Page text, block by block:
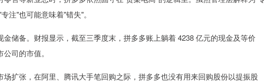
注"也可能意味着"错失"。
储备。财报显示，截至三季度末，拼多多账上躺着 4238 亿元的现金及等价
司的市值。
扩张，在阿里、腾讯大手笔回购之际，拼多多也没有用来回购股份以提振股